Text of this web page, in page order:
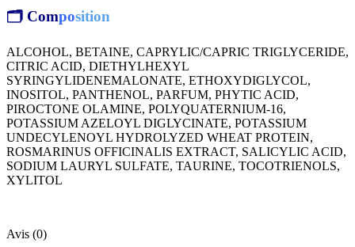
🗂 Composition
ALCOHOL, BETAINE, CAPRYLIC/CAPRIC TRIGLYCERIDE,
CITRIC ACID, DIETHYLHEXYL
SYRINGYLIDENEMALONATE, ETHOXYDIGLYCOL,
INOSITOL, PANTHENOL, PARFUM, PHYTIC ACID,
PIROCTONE OLAMINE, POLYQUATERNIUM-16,
POTASSIUM AZELOYL DIGLYCINATE, POTASSIUM
UNDECYLENOYL HYDROLYZED WHEAT PROTEIN,
ROSMARINUS OFFICINALIS EXTRACT, SALICYLIC ACID,
SODIUM LAURYL SULFATE, TAURINE, TOCOTRIENOLS,
XYLITOL
Avis (0)